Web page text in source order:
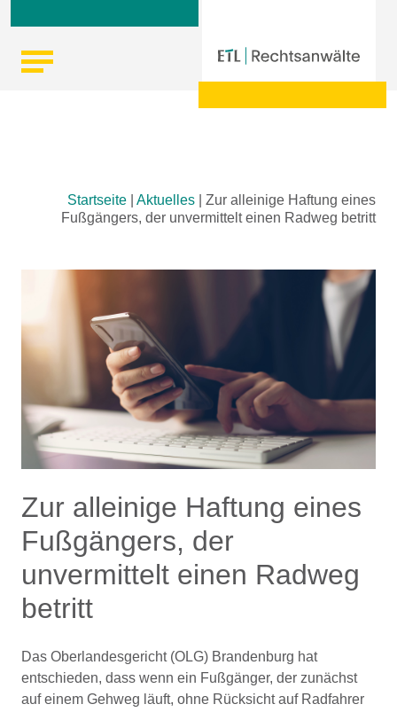
Startseite Aktuelles
Zur alleinige Haftung eines
Fußgängers, der unvermittelt einen Radweg betritt
Zur alleinige Haftung eines
Fußgängers, der
unvermittelt einen Radweg
betritt
Das Oberlandesgericht (OLG) Brandenburg hat
entschieden, dass wenn ein Fußgänger, der zunächst
auf einem Gehweg läuft, ohne Rücksicht auf Radfahrer